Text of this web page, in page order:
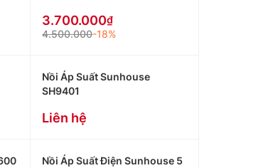
3.700.000
4.500.000-18%
Nồi Áp Suất Sunhouse
SH9401
Liên hệ
Nồi Áp Suất Điện Sunhouse 5